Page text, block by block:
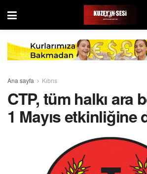
Ana sayfa Kıbrıs
CTP, tüm halkı ara
1 Mayıs etkinliğine